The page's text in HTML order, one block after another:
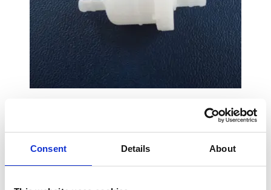
Consent Details About